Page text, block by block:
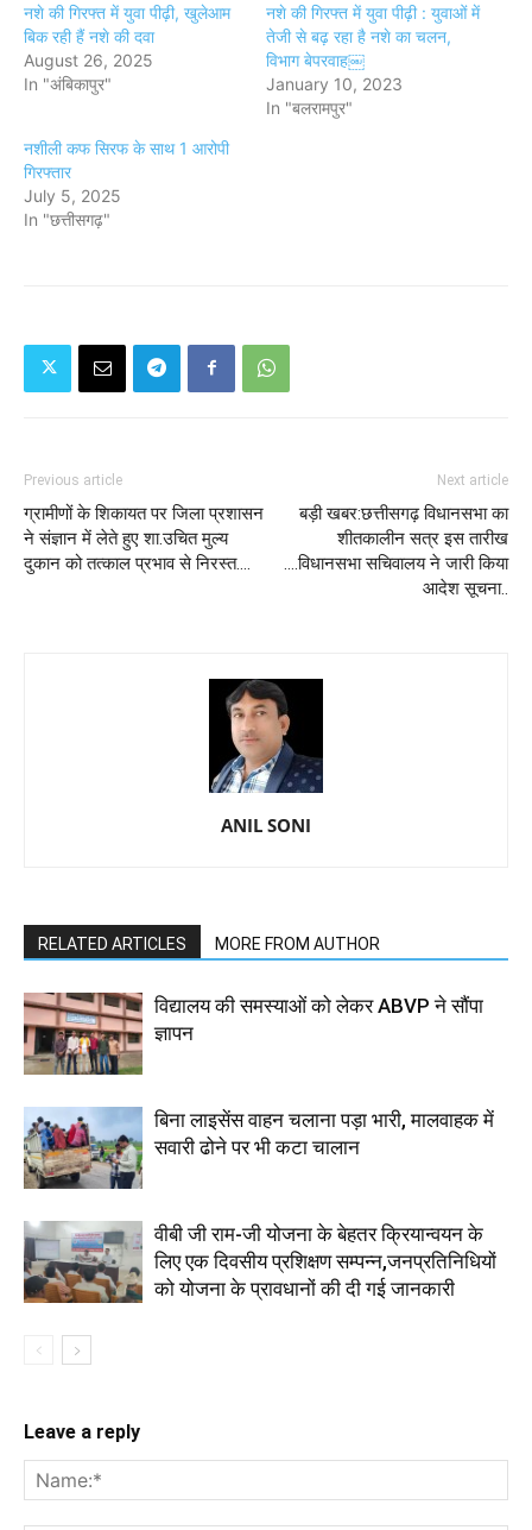
नशे की गिरफ्त में युवा पीढ़ी, खुलेआम
बिक रही हैं नशे की दवा
August 26, 2025
In "अंबिकापुर"
नशे की गिरफ्त में युवा पीढ़ी : युवाओं में
तेजी से बढ़ रहा है नशे का चलन,
विभाग बेपरवाह￼
January 10, 2023
In "बलरामपुर"
नशीली कफ सिरफ के साथ 1 आरोपी
गिरफ्तार
July 5, 2025
In "छत्तीसगढ़"
Previous article
ग्रामीणों के शिकायत पर जिला प्रशासन
ने संज्ञान में लेते हुए शा.उचित मुल्य
दुकान को तत्काल प्रभाव से निरस्त....
Next article
बड़ी खबर:छत्तीसगढ़ विधानसभा का
शीतकालीन सत्र इस तारीख
....विधानसभा सचिवालय ने जारी किया
आदेश सूचना..
ANIL SONI
RELATED ARTICLES MORE FROM AUTHOR
विद्यालय की समस्याओं को लेकर ABVP ने सौंपा
ज्ञापन
बिना लाइसेंस वाहन चलाना पड़ा भारी, मालवाहक में
सवारी ढोने पर भी कटा चालान
वीबी जी राम-जी योजना के बेहतर क्रियान्वयन के
लिए एक दिवसीय प्रशिक्षण सम्पन्न,जनप्रतिनिधियों
को योजना के प्रावधानों की दी गई जानकारी
Leave a reply